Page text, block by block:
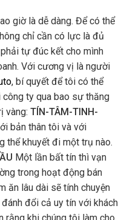
giờ là dễ dàng. Để có thể
chỉ cần có lực là đủ
tự đúc kết cho mình
Với cương vị là người
, bí quyết để tôi có thể
ty qua bao sự thăng
vàng: TÍN-TÂM-TINH-
bản thân tôi và với
thể khuyết đi một trụ nào.
Một lần bất tín thì vạn
trong hoạt động bán
ăn lâu dài sẽ tính chuyện
đổi cả uy tín với khách